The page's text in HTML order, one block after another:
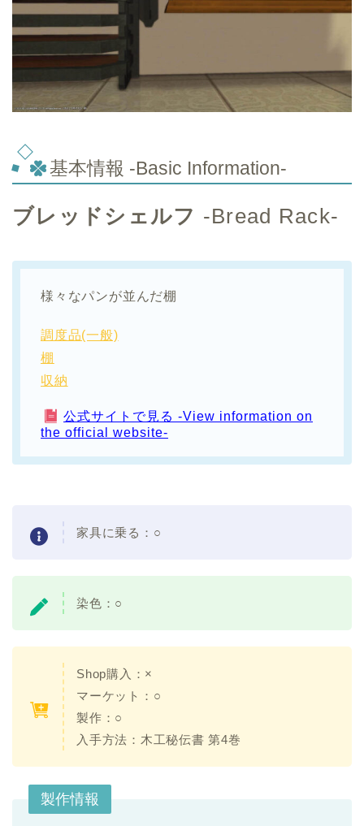
基本情報 -Basic Information-
ブレッドシェルフ -Bread Rack-
様々なパンが並んだ棚
調度品(一般)
棚
収納
公式サイトで見る -View information on
the official website-
家具に乗る： ○
染色： ○
Shop購入：×
マーケット：○
製作：○
入手方法： 木工秘伝書 第4巻
製作情報